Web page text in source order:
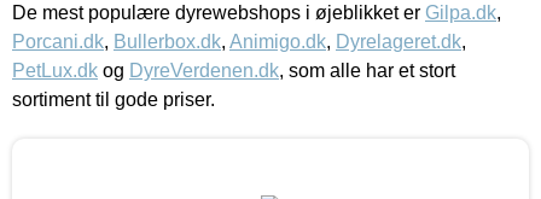
De mest populære dyrewebshops i øjeblikket er Gilpa.dk,
Porcani.dk, Bullerbox.dk, Animigo.dk, Dyrelageret.dk,
PetLux.dk og DyreVerdenen.dk, som alle har et stort
sortiment til gode priser.